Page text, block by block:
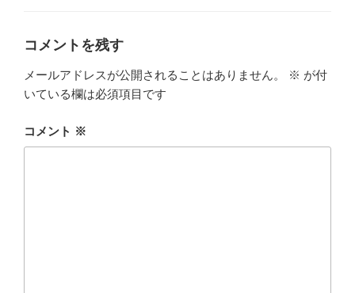
k
コメントを残す
メールアドレスが公開されることはありません。 ※ が付
いている欄は必須項目です
コメント ※